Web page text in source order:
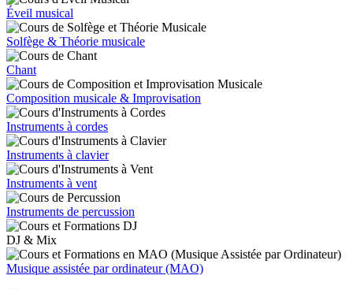
Éveil musical
Solfège & Théorie musicale
Chant
Composition musicale & Improvisation
Instruments à cordes
Instruments à clavier
Instruments à vent
Instruments de percussion
DJ & Mix
Musique assistée par ordinateur (MAO)